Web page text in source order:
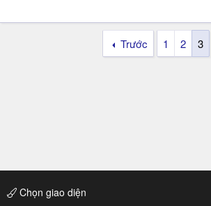
Trước 1 2 3
Chọn giao diện